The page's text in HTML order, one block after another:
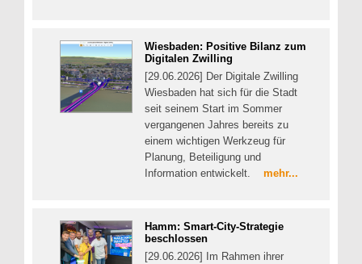
Wiesbaden: Positive Bilanz zum
Digitalen Zwilling
[29.06.2026] Der Digitale Zwilling
Wiesbaden hat sich für die Stadt
seit seinem Start im Sommer
vergangenen Jahres bereits zu
einem wichtigen Werkzeug für
Planung, Beteiligung und
Information entwickelt. mehr...
Hamm: Smart-City-Strategie
beschlossen
[29.06.2026] Im Rahmen ihrer